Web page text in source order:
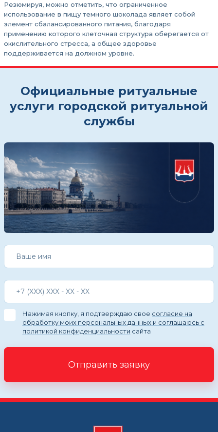
Резюмируя, можно отметить, что ограниченное
использование в пищу темного шоколада являет собой
элемент сбалансированного питания, благодаря
применению которого клеточная структура оберегается от
окислительного стресса, а общее здоровье
поддерживается на должном уровне.
Официальные ритуальные
услуги городской ритуальной
службы
Нажимая кнопку, я подтверждаю свое согласие на
обработку моих персональных данных и соглашаюсь с
политикой конфиденциальности сайта
Отправить заявку